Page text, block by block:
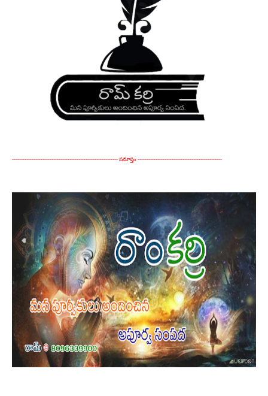
----------------------------------------------------------- సమాప్తం -----------------------------------------------